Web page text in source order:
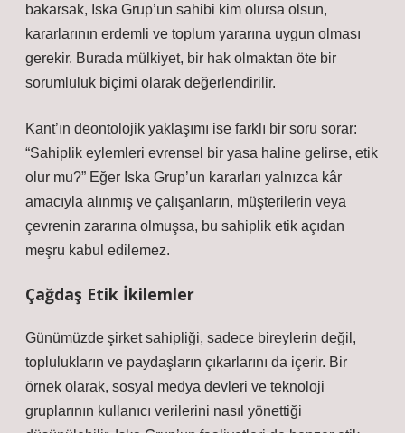
bakarsak, Iska Grup’un sahibi kim olursa olsun,
kararlarının erdemli ve toplum yararına uygun olması
gerekir. Burada mülkiyet, bir hak olmaktan öte bir
sorumluluk biçimi olarak değerlendirilir.
Kant’ın deontolojik yaklaşımı ise farklı bir soru sorar:
“Sahiplik eylemleri evrensel bir yasa haline gelirse, etik
olur mu?” Eğer Iska Grup’un kararları yalnızca kâr
amacıyla alınmış ve çalışanların, müşterilerin veya
çevrenin zararına olmuşsa, bu sahiplik etik açıdan
meşru kabul edilemez.
Çağdaş Etik İkilemler
Günümüzde şirket sahipliği, sadece bireylerin değil,
toplulukların ve paydaşların çıkarlarını da içerir. Bir
örnek olarak, sosyal medya devleri ve teknoloji
gruplarının kullanıcı verilerini nasıl yönettiği